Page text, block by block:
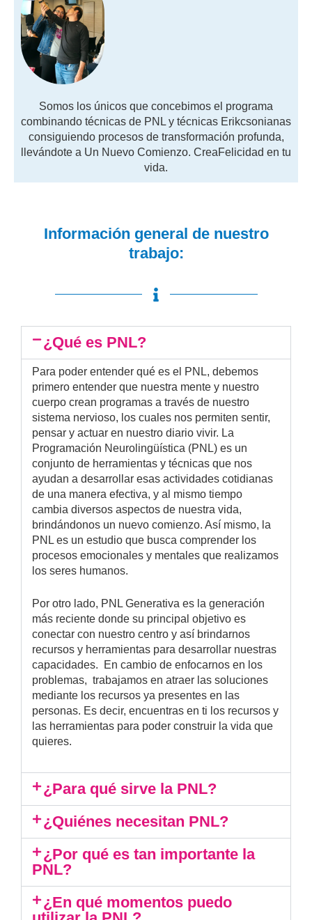
Somos los únicos que concebimos el programa
combinando técnicas de PNL y técnicas Erikcsonianas
consiguiendo procesos de transformación profunda,
llevándote a Un Nuevo Comienzo. CreaFelicidad en tu
vida.
Información general de nuestro
trabajo:
¿Qué es PNL?
Para poder entender qué es el PNL, debemos
primero entender que nuestra mente y nuestro
cuerpo crean programas a través de nuestro
sistema nervioso, los cuales nos permiten sentir,
pensar y actuar en nuestro diario vivir. La
Programación Neurolingüística (PNL) es un
conjunto de herramientas y técnicas que nos
ayudan a desarrollar esas actividades cotidianas
de una manera efectiva, y al mismo tiempo
cambia diversos aspectos de nuestra vida,
brindándonos un nuevo comienzo. Así mismo, la
PNL es un estudio que busca comprender los
procesos emocionales y mentales que realizamos
los seres humanos.
Por otro lado, PNL Generativa es la generación
más reciente donde su principal objetivo es
conectar con nuestro centro y así brindarnos
recursos y herramientas para desarrollar nuestras
capacidades. En cambio de enfocarnos en los
problemas, trabajamos en atraer las soluciones
mediante los recursos ya presentes en las
personas. Es decir, encuentras en ti los recursos y
las herramientas para poder construir la vida que
quieres.
¿Para qué sirve la PNL?
¿Quiénes necesitan PNL?
¿Por qué es tan importante la
PNL?
¿En qué momentos puedo